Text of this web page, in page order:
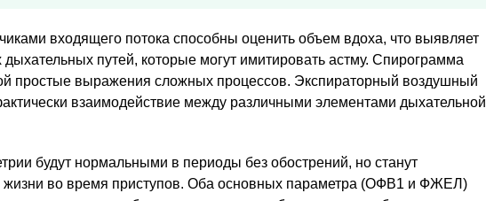
входящего потока способны оценить объем вдоха, что выявляет
путей, которые могут имитировать астму. Спирограмма
простые выражения сложных процессов. Экспираторный воздушный
взаимодействие между различными элементами дыхательной
будут нормальными в периоды без обострений, но станут
во время приступов. Оба основных параметра (ОФВ1 и ФЖЕЛ)